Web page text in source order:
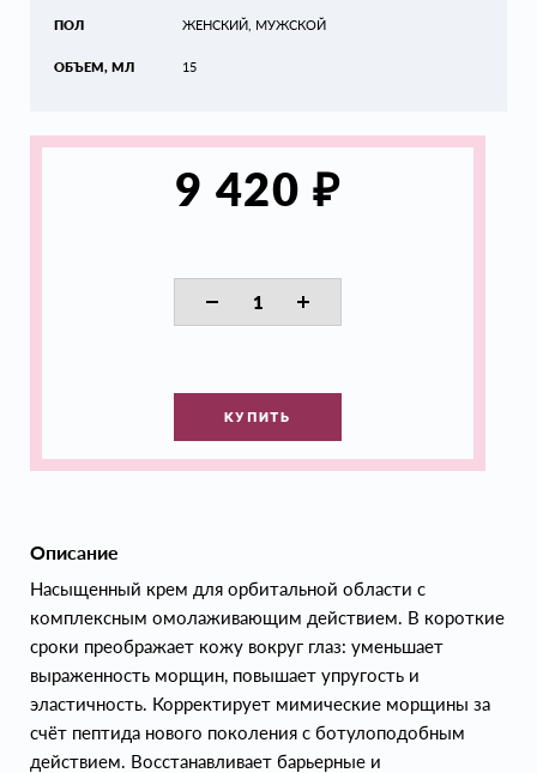
ПОЛ
ОБЪЕМ, МЛ
ЖЕНСКИЙ, МУЖСКОЙ
15
9 420 ₽
КУПИТЬ
Описание
Насыщенный крем для орбитальной области с
комплексным омолаживающим действием. В короткие
сроки преображает кожу вокруг глаз: уменьшает
выраженность морщин, повышает упругость и
эластичность. Корректирует мимические морщины за
счёт пептида нового поколения с ботулоподобным
действием. Восстанавливает барьерные и